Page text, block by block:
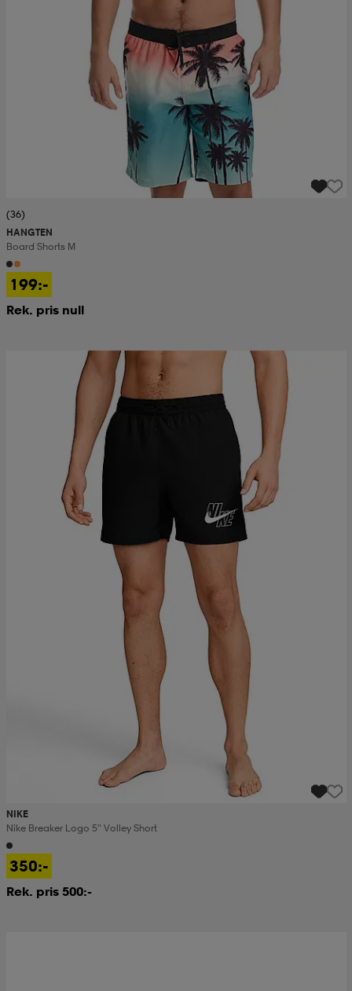
(36)
HANGTEN
Board Shorts M
199:-
Rek. pris null
NIKE
Nike Breaker Logo 5" Volley Short
350:-
Rek. pris 500:-